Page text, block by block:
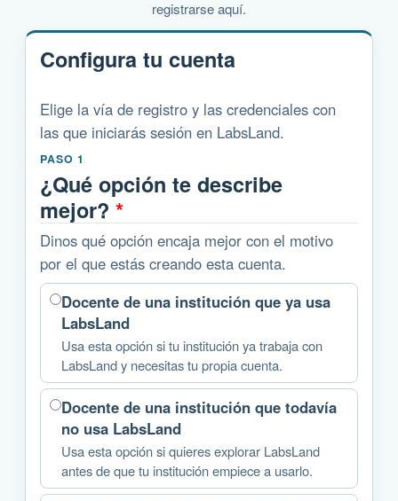
registrarse aquí.
Configura tu cuenta
Elige la vía de registro y las credenciales con
las que iniciarás sesión en LabsLand.
PASO 1
¿Qué opción te describe
mejor? *
Dinos qué opción encaja mejor con el motivo
por el que estás creando esta cuenta.
Docente de una institución que ya usa
LabsLand
Usa esta opción si tu institución ya trabaja con
LabsLand y necesitas tu propia cuenta.
Docente de una institución que todavía
no usa LabsLand
Usa esta opción si quieres explorar LabsLand
antes de que tu institución empiece a usarlo.